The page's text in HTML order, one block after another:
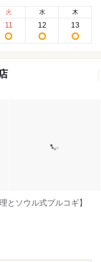
火
11
水
12
木
13
とソウル式プルコギ】